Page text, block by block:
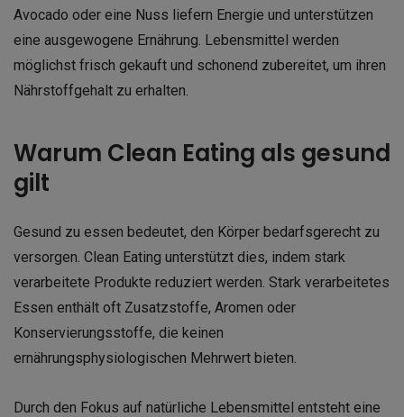
Avocado oder eine Nuss liefern Energie und unterstützen
eine ausgewogene Ernährung. Lebensmittel werden
möglichst frisch gekauft und schonend zubereitet, um ihren
Nährstoffgehalt zu erhalten.
Warum Clean Eating als gesund
gilt
Gesund zu essen bedeutet, den Körper bedarfsgerecht zu
versorgen. Clean Eating unterstützt dies, indem stark
verarbeitete Produkte reduziert werden. Stark verarbeitetes
Essen enthält oft Zusatzstoffe, Aromen oder
Konservierungsstoffe, die keinen
ernährungsphysiologischen Mehrwert bieten.
Durch den Fokus auf natürliche Lebensmittel entsteht eine